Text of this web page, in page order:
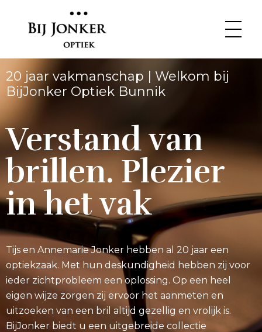
Bij Jonker Optiek
Opticien in Bunnik. Verstand van brillen. Plezier in het vak
20 jaar vakmanschap | Welkom bij
BijJonker Optiek Bunnik
Verstand van
brillen. Plezier
in het vak
Tijs en Annemarie Jonker hebben al 20 jaar een
optiekzaak. Met hun deskundigheid hebben zij voor
ieder zichtprobleem een oplossing. Op een heel
eigen wijze zorgen zij ervoor het aanmeten en
uitzoeken van een bril altijd gezellig en vrolijk is.
BijJonker biedt u een uitgebreide collectie